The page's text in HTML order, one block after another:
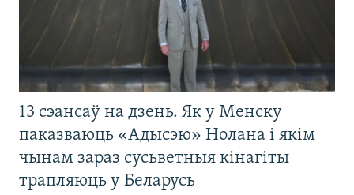
13 сэансаў на дзень. Як у Менску
паказваюць «Адысэю» Нолана і якім
чынам зараз сусьветныя кінагіты
трапляюць у Беларусь